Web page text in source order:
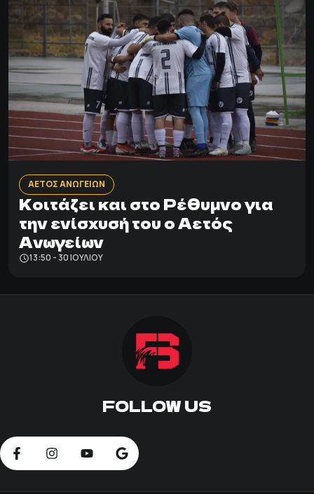
ΑΕΤΟΣ ΑΝΩΓΕΙΩΝ
Κοιτάζει και στο Ρέθυμνο για
την ενίσχυσή του ο Αετός
Ανωγείων
13:50 - 30 ΙΟΥΛΊΟΥ
FOLLOW US